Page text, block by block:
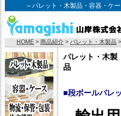
～パレット・木製品・容器・
HOME > 商品紹介 > パレット・木製品
パレット・木製
品
■段ボールパレ